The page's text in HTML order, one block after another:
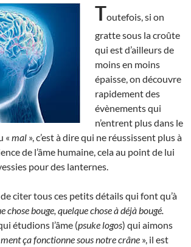
Toutefois, si on
gratte sous la croûte
qui est d’ailleurs de
moins en moins
épaisse, on découvre
rapidement des
évènements qui
n’entrent plus dans le
« mal », c’est à dire qui ne réussissent plus à
de l’âme humaine, cela au point de lui
pour des lanternes.
citer tous ces petits détails qui font qu’à
chose bouge, quelque chose à déjà bougé.
étudions l’âme (psuke logos) qui aimons
ça fonctionne sous notre crâne », il est